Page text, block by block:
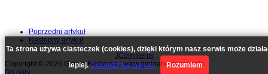
Poprzedni artykuł
Następny artykuł
JComments
Copyright © 2026 Gmina Bestwina - www.gminabestwina.info
Do góry
Ta strona używa ciasteczek (cookies), dzięki którym nasz serwis może
lepiej.Dowiedz się więcej Rozumiem